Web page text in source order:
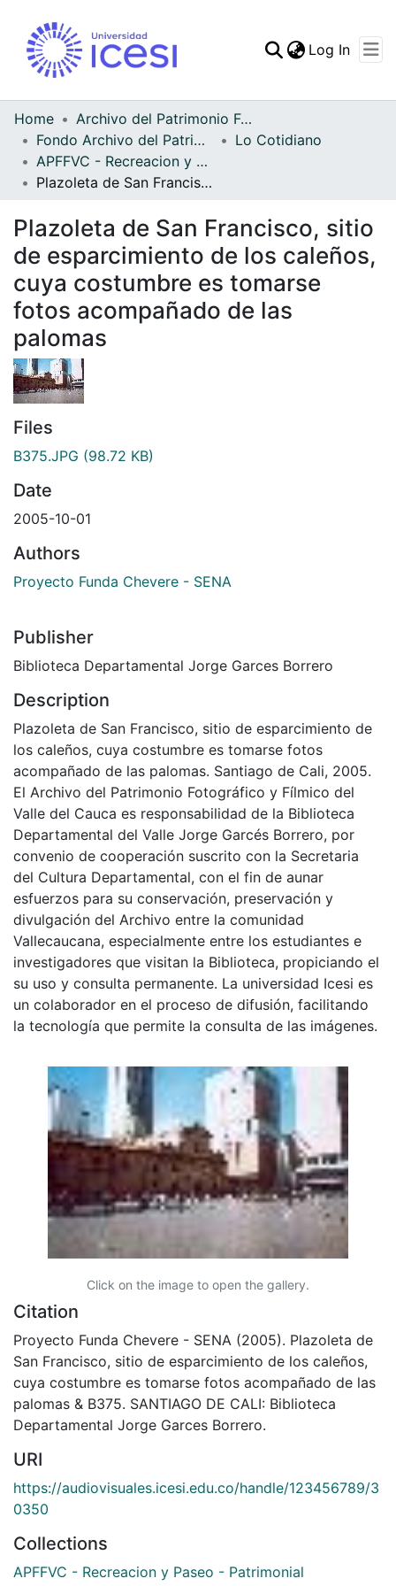
Statistics
Log In
Home
Archivo del Patrimonio Fotográfico y Fílmico del Valle del Cauca
Fondo Archivo del Patrimonio Fotográfico y Fílmico del Valle del Cauca
Lo Cotidiano
APFFVC - Recreacion y Paseo - Patrimonial
Plazoleta de San Francisco, sitio de esparcimiento de los caleños, cuya costumbre es tomarse fotos acompañado de las palomas
Plazoleta de San Francisco, sitio
de esparcimiento de los caleños,
cuya costumbre es tomarse
fotos acompañado de las
palomas
Files
B375.JPG (98.72 KB)
Date
2005-10-01
Authors
Proyecto Funda Chevere - SENA
Publisher
Biblioteca Departamental Jorge Garces Borrero
Description
Plazoleta de San Francisco, sitio de esparcimiento de
los caleños, cuya costumbre es tomarse fotos
acompañado de las palomas. Santiago de Cali, 2005.
El Archivo del Patrimonio Fotográfico y Fílmico del
Valle del Cauca es responsabilidad de la Biblioteca
Departamental del Valle Jorge Garcés Borrero, por
convenio de cooperación suscrito con la Secretaria
del Cultura Departamental, con el fin de aunar
esfuerzos para su conservación, preservación y
divulgación del Archivo entre la comunidad
Vallecaucana, especialmente entre los estudiantes e
investigadores que visitan la Biblioteca, propiciando el
su uso y consulta permanente. La universidad Icesi es
un colaborador en el proceso de difusión, facilitando
la tecnología que permite la consulta de las imágenes.
Click on the image to open the gallery.
Citation
Proyecto Funda Chevere - SENA (2005). Plazoleta de
San Francisco, sitio de esparcimiento de los caleños,
cuya costumbre es tomarse fotos acompañado de las
palomas & B375. SANTIAGO DE CALI: Biblioteca
Departamental Jorge Garces Borrero.
URI
https://audiovisuales.icesi.edu.co/handle/123456789/3
0350
Collections
APFFVC - Recreacion y Paseo - Patrimonial